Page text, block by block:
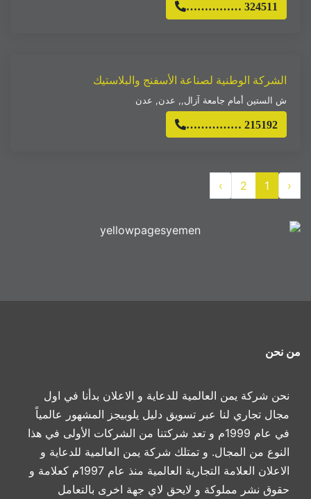
…………… 324511
الشركة الوطنية لصناعة الأسفنج والبلاستيك
ش الستين أمام جامعة آزال,, عدن, عدن
…………… 215192
‹
1
2
›
من نحن
نحن شركة يمن العالمية للدعاية و الاعلان بدأنا في اول
مجال تجاري لنا عبر تسويق دليل يلوبيجز المشهور عالمياً
في عام 1999م و تعد شركتنا من الشركات الأولى في هذا
النوع من المجال. و تمتلك شركة يمن العالمية للدعاية و
الاعلان العلامة التجارية العالمية منذ عام 1997م كعلامة و
حقوق نشر مملوكة و لايحق لاي جهة اخرى بالتعامل